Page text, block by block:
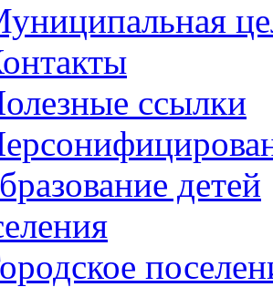
ссылки
детей